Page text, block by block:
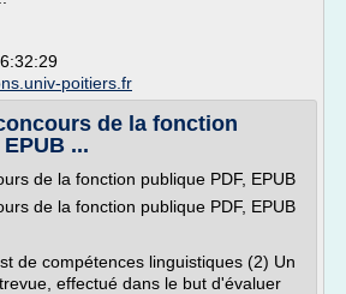
poitiers.fr
de la fonction
...
de la fonction publique PDF, EPUB
de la fonction publique PDF, EPUB
de compétences linguistiques (2) Un
effectué dans le but d'évaluer